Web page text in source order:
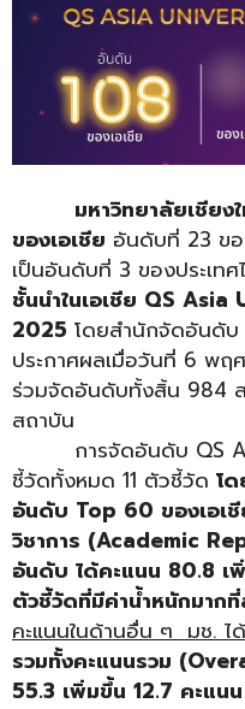
มหาวิทยาลัยเชีย
ของเอเชีย อันดับที่ 23 ขอ
เป็นอันดับที่ 3 ของประเทศ
ชั้นนำในเอเชีย QS Asia
2025 โดยสำนักจัดอันดับ
ประกาศผลเมื่อวันที่ 6 พฤ
ร่วมจัดอันดับทั้งสิ้น 984
สถาบัน
การจัดอันดับ QS
ชี้วัดทั้งหมด 11 ตัวชี้วัด โ
อันดับ Top 60 ของเอเ
วิชาการ (Academic
อันดับ ได้คะแนน 80.8 เ
ตัวชี้วัดที่มีค่าน้ำหนักมาก
คะแนนในด้านอื่น ๆ มช. ไ
รวมทั้งคะแนนรวม
55.3 เพิ่มขึ้น 12.7 คะแนน